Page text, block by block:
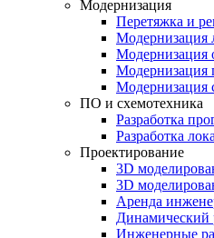
Модернизация
Перетяжка и
Модернизация
Модернизация
Модернизация
Модернизация
ПО и схемотехника
Разработка
Разработка
Проектирование
3D
3D
Аренда
Динамический
Инженерные